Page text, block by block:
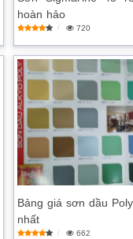
hoàn hảo
720
Bảng giá sơn dầu
nhất
662